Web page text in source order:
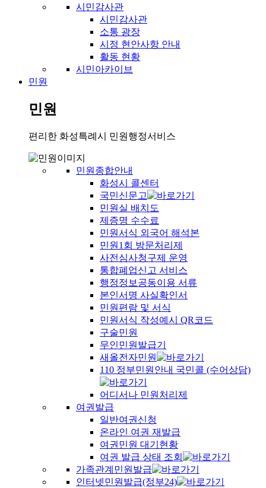
시민감사관
시민감사관
소통 광장
시정 현안사항 안내
활동 현황
시민아카이브
민원
민원
편리한 화성특례시 민원행정서비스
민원종합안내
화성시 콜센터
국민신문고
민원실 배치도
제증명 수수료
민원서식 외국어 해석본
민원1회 방문처리제
사전심사청구제 운영
통합폐업신고 서비스
행정정보공동이용 서류
본인서명 사실확인서
민원편람 및 서식
민원서식 작성예시 QR코드
구술민원
무인민원발급기
새올전자민원
110 정부민원안내 국민콜 (수어상담)
어디서나 민원처리제
여권발급
일반여권신청
온라인 여권 재발급
여권민원 대기현황
여권 발급 상태 조회
가족관계민원발급
인터넷민원발급(정부24)